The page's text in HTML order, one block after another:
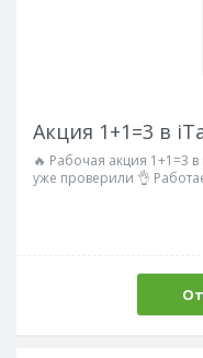
Акция 1+1=3 в
🔥 Рабочая акция 1+1=3
уже проверили 👌